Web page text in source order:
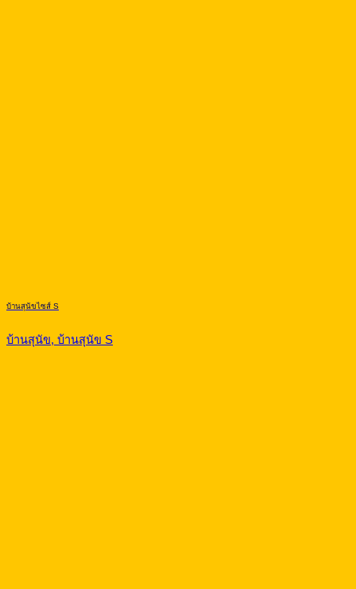
บ้านสุนัขไซส์ S
บ้านสุนัข, บ้านสุนัข S